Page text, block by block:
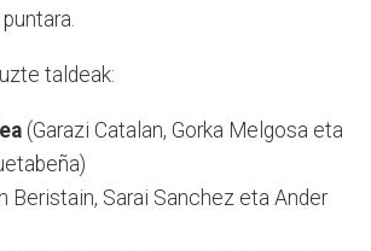
taldeak:
(Garazi Catalan, Gorka Melgosa eta
Beristain, Sarai Sanchez eta Ander